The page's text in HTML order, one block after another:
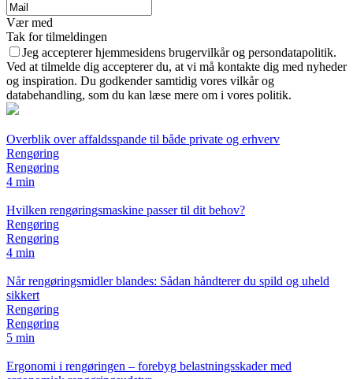
Vær med
Tak for tilmeldingen
Jeg accepterer hjemmesidens brugervilkår og persondatapolitik.
Ved at tilmelde dig accepterer du, at vi må kontakte dig med nyheder
og inspiration. Du godkender samtidig vores vilkår og
databehandling, som du kan læse mere om i vores politik.
Overblik over affaldsspande til både private og erhverv
Rengøring
Rengøring
4 min
Hvilken rengøringsmaskine passer til dit behov?
Rengøring
Rengøring
4 min
Når rengøringsmidler blandes: Sådan håndterer du spild og uheld
sikkert
Rengøring
Rengøring
5 min
Ergonomi i rengøringen – forebyg belastningsskader med